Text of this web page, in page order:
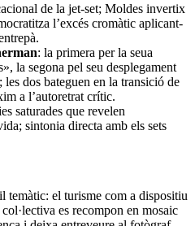
de la jet-set; Moldes invertix
l’excés cromàtic aplicant-
: la primera per la seua
la segona pel seu desplegament
les dos bateguen en la transició de
a l’autoretrat crític.
saturades que revelen
sintonia directa amb els sets
temàtic: el turisme com a dispositiu
es recompon en mosaic